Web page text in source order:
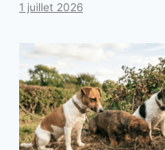
1 juillet 2026